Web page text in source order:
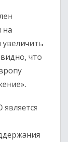
на
что